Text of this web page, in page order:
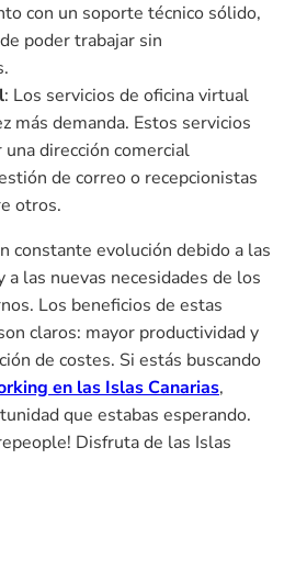
con un soporte técnico sólido,
poder trabajar sin
: Los servicios de oficina virtual
más demanda. Estos servicios
dirección comercial
de correo o recepcionistas
otros.
constante evolución debido a las
a las nuevas necesidades de los
Los beneficios de estas
claros: mayor productividad y
de costes. Si estás buscando
en las Islas Canarias,
que estabas esperando.
Disfruta de las Islas